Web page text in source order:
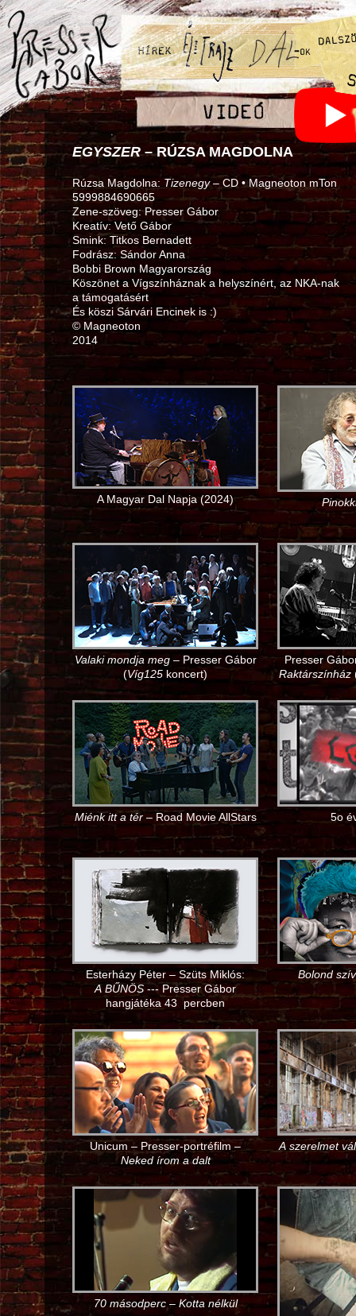
EGYSZER– RÚZSA MAGDOLNA
Rúzsa Magdolna: Tizenegy– CD • Magneoton mTon
5999884690665
Zene-szöveg: Presser Gábor
Kreatív: Vető Gábor
Smink: Titkos Bernadett
Fodrász: Sándor Anna
Bobbi Brown Magyarország
Köszönet a Vígszínháznak a helyszínért, az NKA-nak
a támogatásért
És köszi Sárvári Encinek is :)
© Magneoton
2014
A Magyar Dal Napja (2024)
Valaki mondja meg– Presser Gábor
(Víg125 koncert)
Presser
Raktárszínház
Miénk itt a tér– Road Movie AllStars 5o
Esterházy Péter – Szüts Miklós:
A BŰNÖS --- Presser Gábor
hangjátéka 43 percben
Bolond szív
Unicum – Presser-portréfilm –
Neked írom a dalt
A szerelmet
70 másodperc – Kotta nélkül